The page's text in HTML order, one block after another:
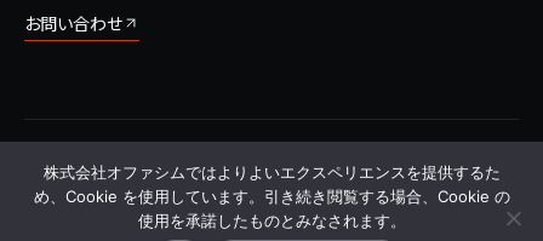
お問い合わせ
© 2026 株式会社オファシム All Rights Reserved.
プライバシーポリシー利用規約 特定商取引法に基づく表記サイトマップ よくある質問
株式会社オファシムではよりよいエクスペリエンスを提供するた
め、Cookie を使用しています。引き続き閲覧する場合、Cookie の
使用を承諾したものとみなされます。